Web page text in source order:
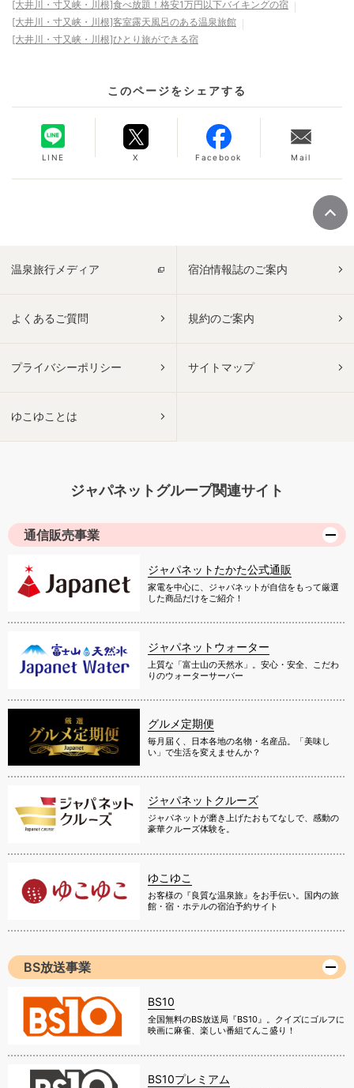
[大井川・寸又峡・川根]食べ放題！格安1万円以下バイキングの宿
[大井川・寸又峡・川根]客室露天風呂のある温泉旅館
[大井川・寸又峡・川根]ひとり旅ができる宿
このページをシェアする
LINE X Facebook Mail
温泉旅行メディア 宿泊情報誌のご案内
よくあるご質問 規約のご案内
プライバシーポリシー サイトマップ
ゆこゆことは
ジャパネットグループ関連サイト
通信販売事業
ジャパネットたかた公式通販
家電を中心に、ジャパネットが自信をもって厳選
した商品だけをご紹介！
ジャパネットウォーター
上質な「富士山の天然水」。安心・安全、こだわ
りのウォーターサーバー
グルメ定期便
毎月届く、日本各地の名物・名産品。「美味し
い」で生活を変えませんか？
ジャパネットクルーズ
ジャパネットが磨き上げたおもてなしで、感動の
豪華クルーズ体験を。
ゆこゆこ
お客様の『良質な温泉旅』をお手伝い。国内の旅
館・宿・ホテルの宿泊予約サイト
BS放送事業
BS10
全国無料のBS放送局『BS10』。クイズにゴルフに
映画に麻雀、楽しい番組てんこ盛り！
BS10プレミアム